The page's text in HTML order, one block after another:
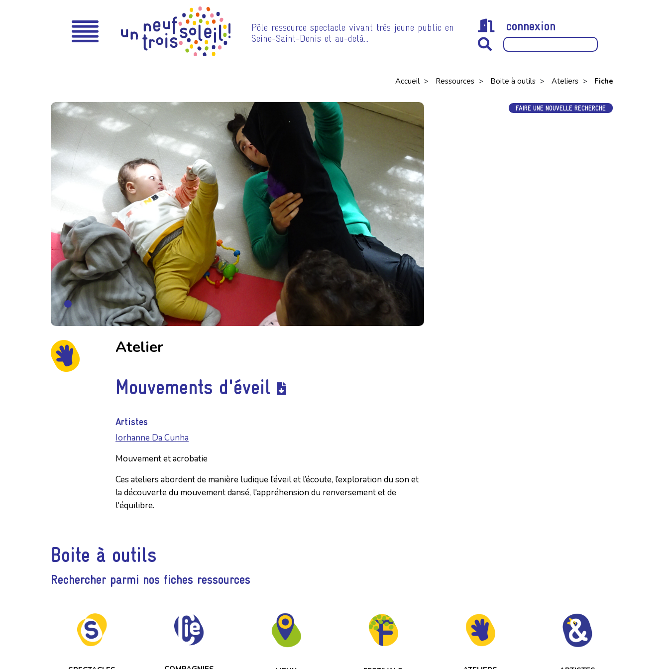
Pôle ressource spectacle vivant très jeune public en
Seine-Saint-Denis et au-delà…
connexion
Accueil > Ressources > Boite à outils > Ateliers > Fiche
Atelier
Mouvements d'éveil
Artistes
Iorhanne Da Cunha
Mouvement et acrobatie
Ces ateliers abordent de manière ludique l’éveil et l’écoute, l’exploration du son et
la découverte du mouvement dansé, l'appréhension du renversement et de
l'équilibre.
FAIRE UNE NOUVELLE RECHERCHE
Boite à outils
Rechercher parmi nos fiches ressources